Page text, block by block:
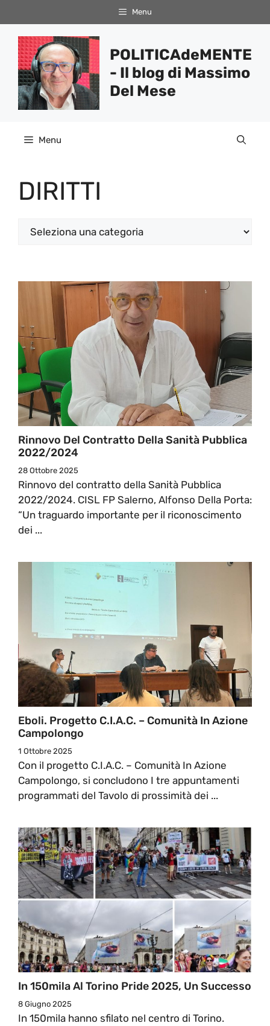
al
contenuto
Menu
POLITICAdeMENTE
- Il blog di Massimo
Del Mese
Menu
DIRITTI
Categorie
Rinnovo Del Contratto Della Sanità Pubblica
2022/2024
28 Ottobre 2025
Rinnovo del contratto della Sanità Pubblica
2022/2024. CISL FP Salerno, Alfonso Della Porta:
“Un traguardo importante per il riconoscimento
dei ...
Eboli. Progetto C.I.A.C. – Comunità In Azione
Campolongo
1 Ottobre 2025
Con il progetto C.I.A.C. – Comunità In Azione
Campolongo, si concludono I tre appuntamenti
programmati del Tavolo di prossimità dei ...
In 150mila Al Torino Pride 2025, Un Successo
8 Giugno 2025
In 150mila hanno sfilato nel centro di Torino.